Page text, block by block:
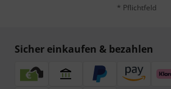
* Pflichtfeld
Sicher einkaufen & bezahlen